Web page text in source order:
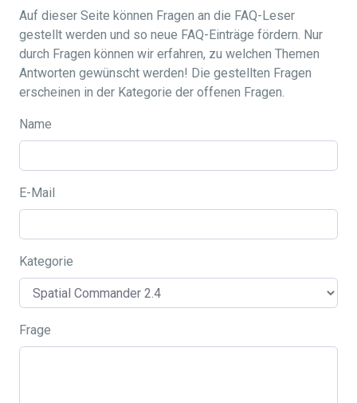
Auf dieser Seite können Fragen an die FAQ-Leser
gestellt werden und so neue FAQ-Einträge fördern. Nur
durch Fragen können wir erfahren, zu welchen Themen
Antworten gewünscht werden! Die gestellten Fragen
erscheinen in der Kategorie der offenen Fragen.
Name
E-Mail
Kategorie
Frage